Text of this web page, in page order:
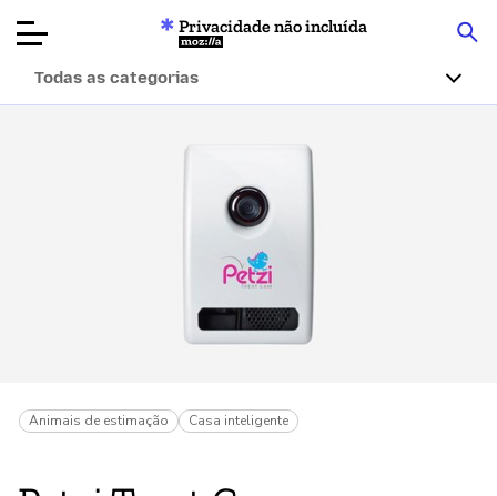
Artigos
Sobre
Doar
Privacidade não incluída
Mozilla
Todas as categorias
Animais de estimação Casa inteligente